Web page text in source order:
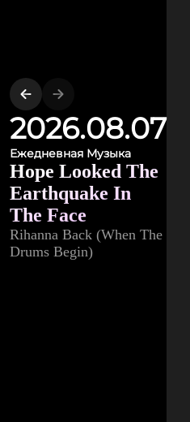
2026.08.07
Ежедневная Музыка
Hope Looked The
Earthquake In
The Face
Rihanna Back (When The
Drums Begin)